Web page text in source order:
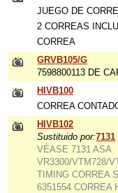
JUEGO DE
2 CORREAS
CORREA
GRVB105/G
7598800113 DE
HIVB100
CORREA
HIVB102
Sustituido por:7131
VÉASE 7131 ASA
VR3300/VTM728/
TIMING CORREA
6351554 CORREA